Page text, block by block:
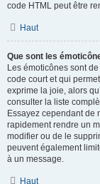
code HTML peut être
Haut
Que sont les
Les émoticônes sont
code court et qui
exprime la joie, alors
consulter la liste
Essayez cependant de
rapidement rendre un
modifier ou de le
peuvent également
à un message.
Haut